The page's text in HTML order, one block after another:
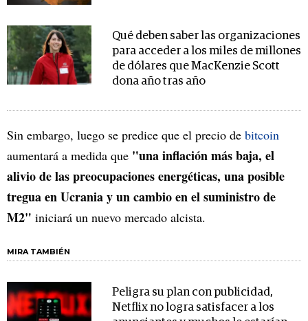
Qué deben saber las organizaciones
para acceder a los miles de millones
de dólares que MacKenzie Scott
dona año tras año
Sin embargo, luego se predice que el precio de bitcoin
aumentará a medida que "una inflación más baja, el
alivio de las preocupaciones energéticas, una posible
tregua en Ucrania y un cambio en el suministro de
M2" iniciará un nuevo mercado alcista.
MIRA TAMBIÉN
Peligra su plan con publicidad,
Netflix no logra satisfacer a los